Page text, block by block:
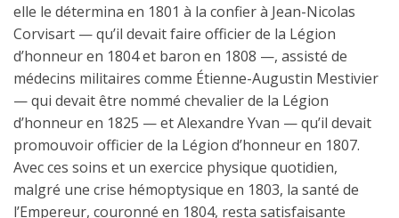
elle le détermina en 1801 à la confier à Jean-Nicolas
Corvisart — qu’il devait faire officier de la Légion
d’honneur en 1804 et baron en 1808 —, assisté de
médecins militaires comme Étienne-Augustin Mestivier
— qui devait être nommé chevalier de la Légion
d’honneur en 1825 — et Alexandre Yvan — qu’il devait
promouvoir officier de la Légion d’honneur en 1807.
Avec ces soins et un exercice physique quotidien,
malgré une crise hémoptysique en 1803, la santé de
l’Empereur, couronné en 1804, resta satisfaisante